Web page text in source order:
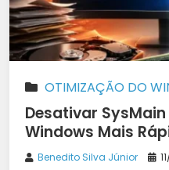
OTIMIZAÇÃO DO
Desativar
Windows Mais
Benedito Silva Júnior